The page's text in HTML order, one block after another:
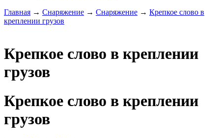
Главная → Снаряжение → Снаряжение → Крепкое слово в
креплении грузов
Крепкое слово в креплении
грузов
Крепкое слово в креплении
грузов